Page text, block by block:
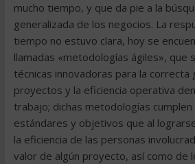
mucho tiempo, y que da pie a la
generalizada de los negocios. La
tiempo no estuvo clara, hoy se
llamadas «metodologías ágiles», que
técnicas innovadoras para la correcta
proyectos y la eficiencia operativa
trabajo; dichas metodologías
estándares y objetivos que al
la eficiencia de las personas
valor de algún proyecto, así como de